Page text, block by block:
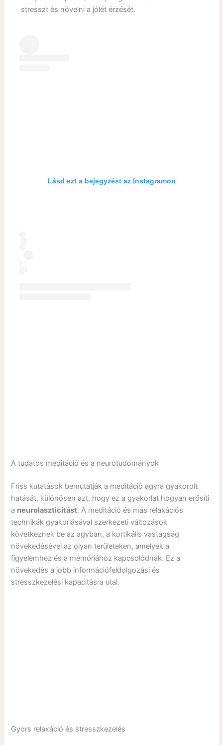
stresszt és növelni a jólét érzését.
Lásd ezt a bejegyzést az Instagramon
A tudatos meditáció és a neurotudományok
Friss kutatások bemutatják a meditáció agyra gyakorolt
hatását, különösen azt, hogy ez a gyakorlat hogyan erősíti
a neurolaszticitást. A meditáció és más relaxációs
technikák gyakorlásával szerkezeti változások
következnek be az agyban, a kortikális vastagság
növekedésével az olyan területeken, amelyek a
figyelemhez és a memóriához kapcsolódnak. Ez a
növekedés a jobb információfeldolgozási és
stresszkezelési kapacitásra utal.
Gyors relaxáció és stresszkezelés